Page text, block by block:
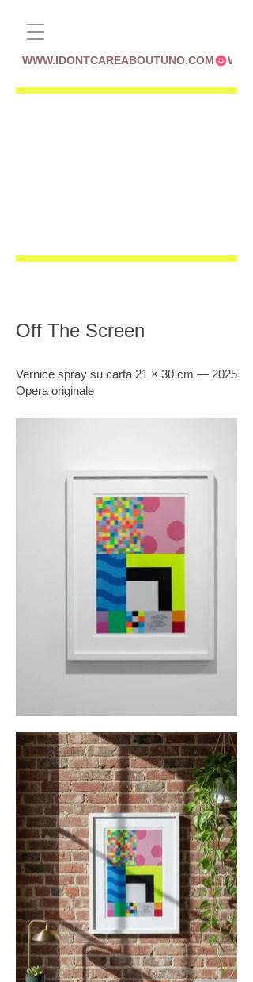
WWW.IDONTCAREABOUTUNO.COM
Off The Screen
Vernice spray su carta 21 × 30 cm — 2025
Opera originale